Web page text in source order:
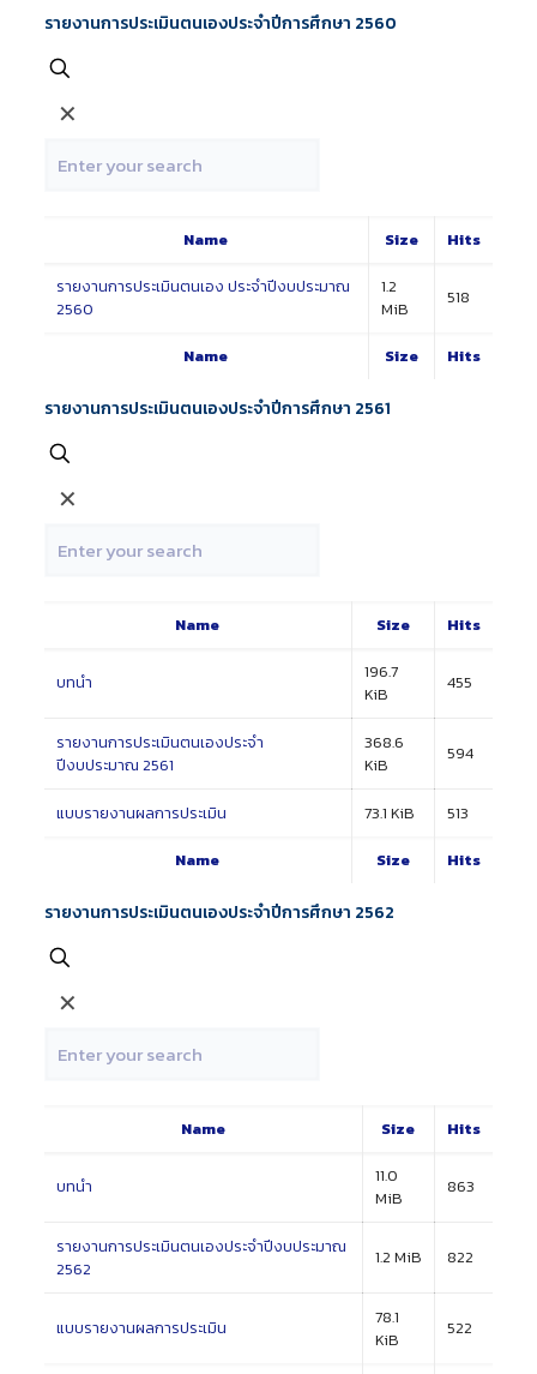
รายงานการประเมินตนเองประจำปีการศึกษา 2560
✕
Name Size Hits
Name Size Hits
รายงานการประเมินตนเอง ประจำปีงบประมาณ
2560
1.2
MiB
518
รายงานการประเมินตนเองประจำปีการศึกษา 2561
✕
Name Size Hits
Name Size Hits
บทนำ
196.7
KiB
455
รายงานการประเมินตนเองประจำ
ปีงบประมาณ 2561
368.6
KiB
594
แบบรายงานผลการประเมิน 73.1 KiB 513
รายงานการประเมินตนเองประจำปีการศึกษา 2562
✕
Name Size Hits
บทนำ
11.0
MiB
863
รายงานการประเมินตนเองประจำปีงบประมาณ
2562
1.2 MiB 822
แบบรายงานผลการประเมิน
78.1
KiB
522